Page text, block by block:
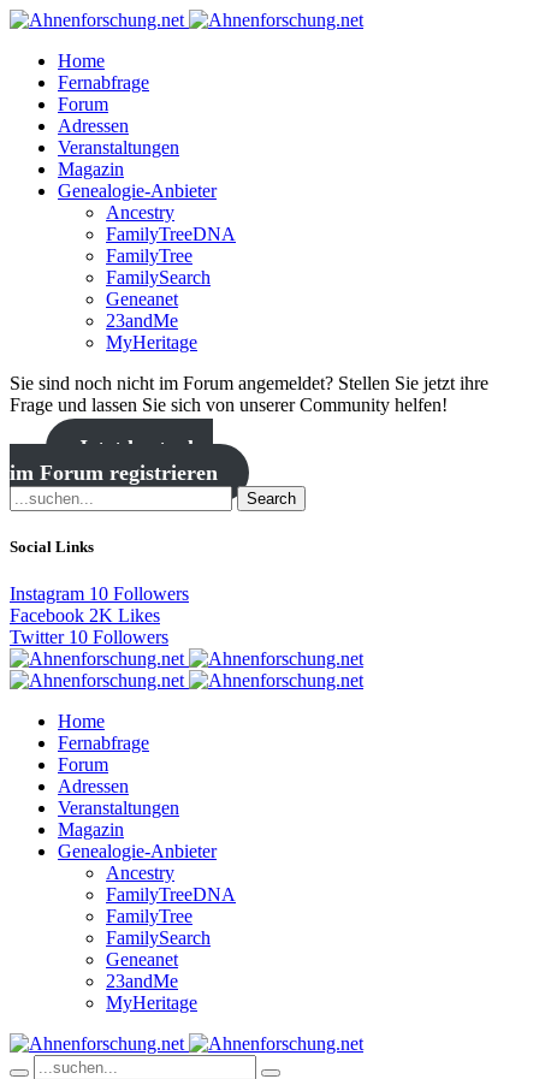
Home
Fernabfrage
Forum
Adressen
Veranstaltungen
Magazin
Genealogie-Anbieter
Ancestry
FamilyTreeDNA
FamilyTree
FamilySearch
Geneanet
23andMe
MyHeritage
Sie sind noch nicht im Forum angemeldet? Stellen Sie jetzt ihre
Frage und lassen Sie sich von unserer Community helfen!
Jetzt kostenlos
im Forum registrieren
Search
Social Links
Instagram 10 Followers
Facebook 2K Likes
Twitter 10 Followers
Home
Fernabfrage
Forum
Adressen
Veranstaltungen
Magazin
Genealogie-Anbieter
Ancestry
FamilyTreeDNA
FamilyTree
FamilySearch
Geneanet
23andMe
MyHeritage